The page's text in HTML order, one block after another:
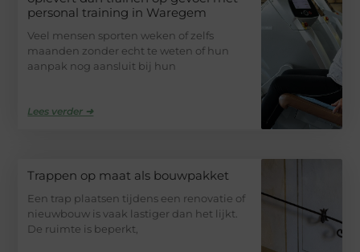
personal training in Waregem
Veel mensen sporten weken of zelfs
maanden zonder echt te weten of hun
aanpak nog aansluit bij hun
Lees verder ➜
Trappen op maat als bouwpakket
Een trap plaatsen tijdens een renovatie of
nieuwbouw is vaak lastiger dan het lijkt.
De ruimte is beperkt,